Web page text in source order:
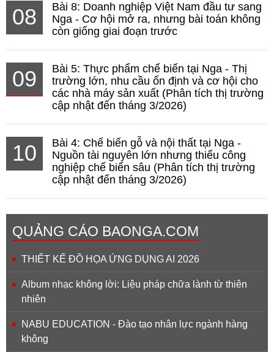
08
Bài 8: Doanh nghiệp Việt Nam đầu tư sang
Nga - Cơ hội mở ra, nhưng bài toán không
còn giống giai đoạn trước
09
Bài 5: Thực phẩm chế biến tại Nga - Thị
trường lớn, nhu cầu ổn định và cơ hội cho
các nhà máy sản xuất (Phân tích thị trường
cập nhật đến tháng 3/2026)
10
Bài 4: Chế biến gỗ và nội thất tại Nga -
Nguồn tài nguyên lớn nhưng thiếu công
nghiệp chế biến sâu (Phân tích thị trường
cập nhật đến tháng 3/2026)
QUẢNG CÁO BAONGA.COM
THIẾT KẾ ĐỒ HỌA ỨNG DỤNG AI 2026
Album nhạc không lời: Liệu pháp chữa lành từ thiên
nhiên
NABU EDUCATION - Đào tạo nhân lực ngành hàng
không